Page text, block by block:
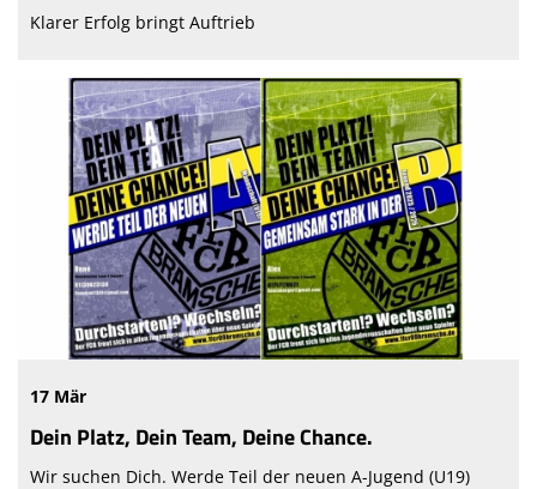
Klarer Erfolg bringt Auftrieb
17 Mär
Dein Platz, Dein Team, Deine Chance.
Wir suchen Dich. Werde Teil der neuen A-Jugend (U19)